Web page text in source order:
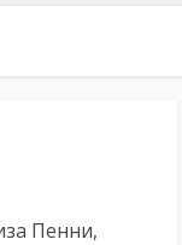
Пенни,